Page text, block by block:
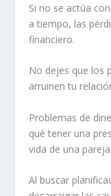
Si no se actúa
a tiempo, las
financiero.
No dejes que los
arruinen tu
Problemas de
qué tener una
vida de una pareja.
Al buscar